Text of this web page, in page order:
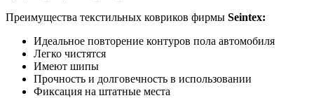
Преимущества текстильных ковриков фирмы Seintex:
Идеальное повторение контуров пола автомобиля
Легко чистятся
Имеют шипы
Прочность и долговечность в использовании
Фиксация на штатные места